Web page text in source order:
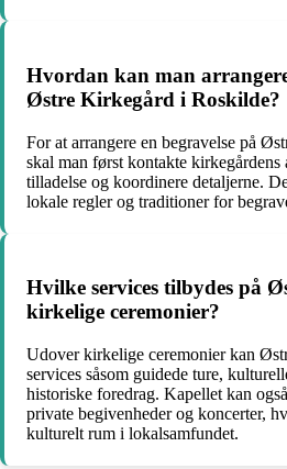
Hvordan kan man
Østre Kirkegård i Roskilde?
For at arrangere en begravelse på
skal man først kontakte
tilladelse og koordinere detaljerne.
lokale regler og traditioner for
Hvilke services tilbydes på
kirkelige ceremonier?
Udover kirkelige ceremonier kan
services såsom guidede ture,
historiske foredrag. Kapellet kan
private begivenheder og koncerter,
kulturelt rum i lokalsamfundet.